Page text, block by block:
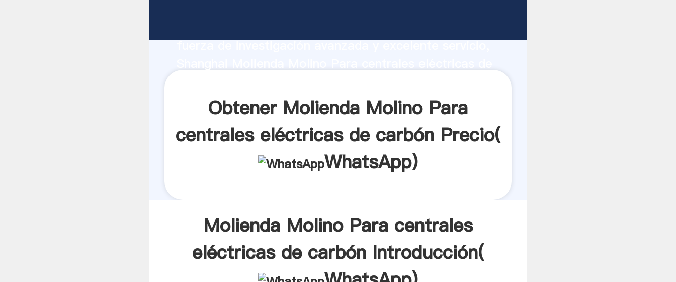
los clientes.
Obtener Molienda Molino Para
centrales eléctricas de carbón Precio(
WhatsApp)
Molienda Molino Para centrales
eléctricas de carbón Introducción(